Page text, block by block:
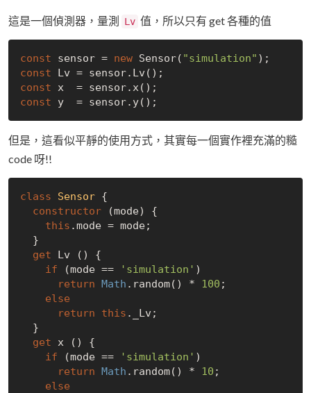
這是一個偵測器，量測 Lv 值，所以只有 get 各種的值
const sensor = new Sensor( "simulation"
const
const
const
但是，這看似平靜的使用方式，其實每一個實作裡充滿的糙
code 呀!!
class Sensor {
constructor (mode) {
this .mode = mode;
get Lv () {
if (mode == 'simulation' )
return Math .random() * 100 ;
else
return
this ._Lv;
get x () {
if (mode == 'simulation' )
return Math .random() * 10 ;
else